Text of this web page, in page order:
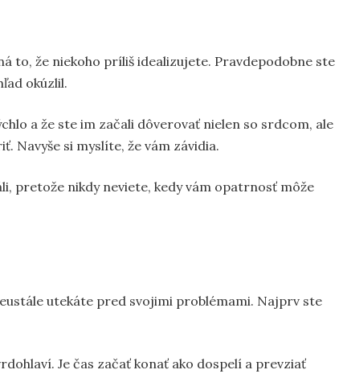
to, že niekoho príliš idealizujete. Pravdepodobne ste
okúzlil.
a že ste im začali dôverovať nielen so srdcom, ale
Navyše si myslíte, že vám závidia.
pretože nikdy neviete, kedy vám opatrnosť môže
utekáte pred svojimi problémami. Najprv ste
Je čas začať konať ako dospelí a prevziať